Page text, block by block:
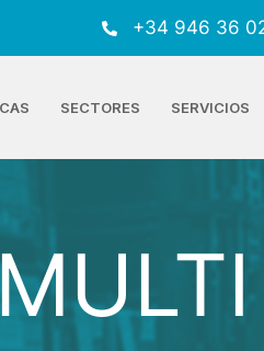
+34 946 36
SECTORES SERVICIOS